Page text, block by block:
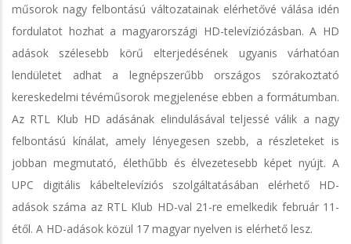
műsorok nagy felbontású változatainak elérhetővé válása idén
fordulatot hozhat a magyarországi HD-televíziózásban. A HD
adások szélesebb körű elterjedésének ugyanis várhatóan
lendületet adhat a legnépszerűbb országos szórakoztató
kereskedelmi tévéműsorok megjelenése ebben a formátumban.
Az RTL Klub HD adásának elindulásával teljessé válik a nagy
felbontású kínálat, amely lényegesen szebb, a részleteket is
jobban megmutató, élethűbb és élvezetesebb képet nyújt. A
UPC digitális kábeltelevíziós szolgáltatásában elérhető HD-
adások száma az RTL Klub HD-val 21-re emelkedik február 11-
étől. A HD-adások közül 17 magyar nyelven is elérhető lesz.